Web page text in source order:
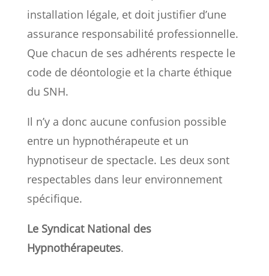
installation légale, et doit justifier d’une
assurance responsabilité professionnelle.
Que chacun de ses adhérents respecte le
code de déontologie et la charte éthique
du SNH.
Il n’y a donc aucune confusion possible
entre un hypnothérapeute et un
hypnotiseur de spectacle. Les deux sont
respectables dans leur environnement
spécifique.
Le Syndicat National des
Hypnothérapeutes.